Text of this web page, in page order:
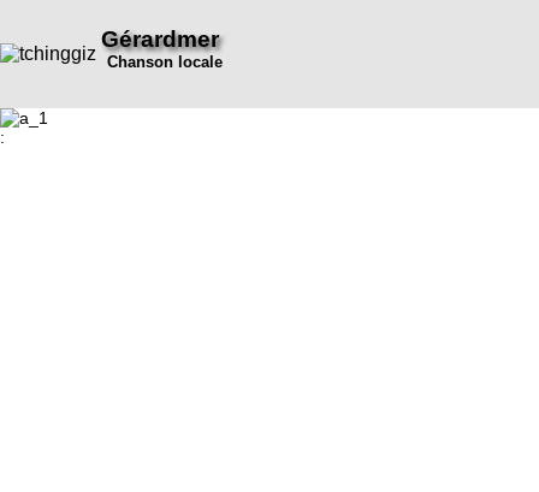
Gérardmer
Chanson locale
: